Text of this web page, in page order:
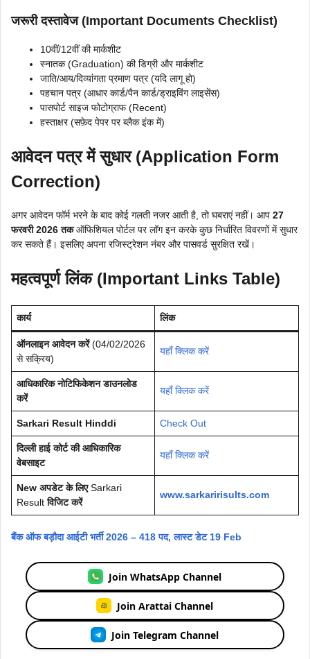
जरूरी दस्तावेज (Important Documents Checklist)
10वीं/12वीं की मार्कशीट
स्नातक (Graduation) की डिग्री और मार्कशीट
जाति/आय/दिव्यांगता प्रमाण पत्र (यदि लागू हो)
पहचान पत्र (आधार कार्ड/पैन कार्ड/ड्राइविंग लाइसेंस)
पासपोर्ट साइज फोटोग्राफ (Recent)
हस्ताक्षर (सफ़ेद पेपर पर ब्लैक इंक में)
आवेदन पत्र में सुधार (Application Form
Correction)
अगर आवेदन फॉर्म भरने के बाद कोई गलती नजर आती है, तो घबराएं नहीं। आप 27
फरवरी 2026 तकऑफिशियल पोर्टल पर लॉग इन करके कुछ निर्धारित विवरणों में सुधार
कर सकते हैं। इसलिए अपना रजिस्ट्रेशन नंबर और पासवर्ड सुरक्षित रखें।
महत्वपूर्ण लिंक (Important Links Table)
कार्य लिंक
ऑनलाइन आवेदन करें(04/02/2026
से सक्रिय)
यहाँ क्लिक करें
आधिकारिक नोटिफिकेशन डाउनलोड
करें
यहाँ क्लिक करें
Sarkari Result Hinddi Check Out
दिल्ली हाई कोर्ट की आधिकारिक
वेबसाइट
यहाँ क्लिक करें
New अपडेट के लिएSarkari
Resultविजिट करें
www.sarkaririsults.com
बैंक ऑफ बड़ौदा आईटी भर्ती 2026 – 418 पद, लास्ट डेट 19 Feb
Join WhatsApp Channel
Join Arattai Channel
Join Telegram Channel